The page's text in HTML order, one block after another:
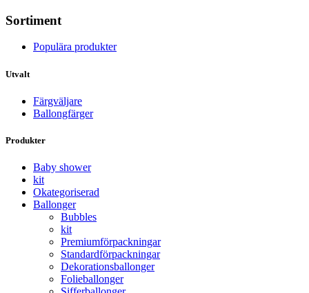
Sortiment
Populära produkter
Utvalt
Färgväljare
Ballongfärger
Produkter
Baby shower
kit
Okategoriserad
Ballonger
Bubbles
kit
Premium­förpackningar
Standard­­förpackningar
Dekorations­ballonger
Folie­­­ballonger